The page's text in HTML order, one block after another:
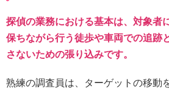
探偵の業務における基本は、対象者
保ちながら行う徒歩や車両での追跡
さないための張り込みです。
熟練の調査員は、ターゲットの移動